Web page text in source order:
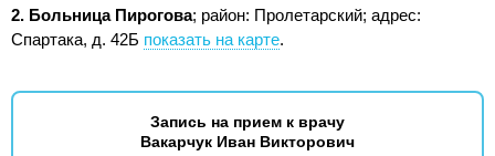
2. Больница Пирогова; район: Пролетарский; адрес:
Спартака, д. 42Б показать на карте.
Запись на прием к врачу
Вакарчук Иван Викторович